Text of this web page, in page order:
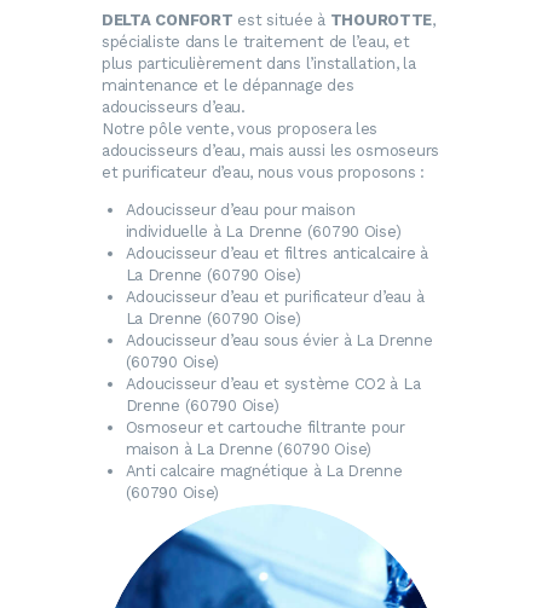
DELTA CONFORT est située à THOUROTTE,
spécialiste dans le traitement de l’eau, et
plus particulièrement dans l’installation, la
maintenance et le dépannage des
adoucisseurs d’eau.
Notre pôle vente, vous proposera les
adoucisseurs d’eau, mais aussi les osmoseurs
et purificateur d’eau, nous vous proposons :
Adoucisseur d’eau pour maison
individuelle à La Drenne (60790 Oise)
Adoucisseur d’eau et filtres anticalcaire à
La Drenne (60790 Oise)
Adoucisseur d’eau et purificateur d’eau à
La Drenne (60790 Oise)
Adoucisseur d’eau sous évier à La Drenne
(60790 Oise)
Adoucisseur d’eau et système CO2 à La
Drenne (60790 Oise)
Osmoseuret cartouche filtrante pour
maison à La Drenne (60790 Oise)
Anti calcaire magnétique à La Drenne
(60790 Oise)